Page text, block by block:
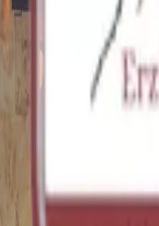
Terug
Welkom in ons hotel.